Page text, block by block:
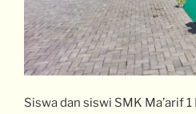
Siswa dan siswi SMK Ma’arif